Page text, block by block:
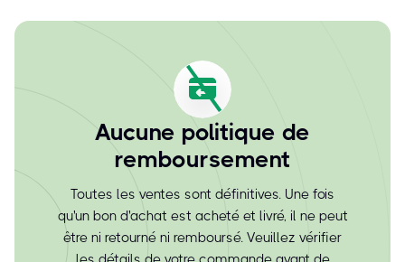
Aucune politique de
remboursement
Toutes les ventes sont définitives. Une fois
qu'un bon d'achat est acheté et livré, il ne peut
être ni retourné ni remboursé. Veuillez vérifier